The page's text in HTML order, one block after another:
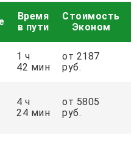
Время
в пути
Стоимость
Эконом
1 ч
42 мин
от 2187
руб.
4 ч
24 мин
от 5805
руб.